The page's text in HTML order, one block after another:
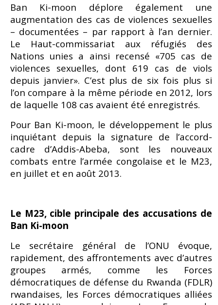
Ban Ki-moon déplore également une
augmentation des cas de violences sexuelles
– documentées – par rapport à l’an dernier.
Le Haut-commissariat aux réfugiés des
Nations unies a ainsi recensé «705 cas de
violences sexuelles, dont 619 cas de viols
depuis janvier». C’est plus de six fois plus si
l’on compare à la même période en 2012, lors
de laquelle 108 cas avaient été enregistrés.
Pour Ban Ki-moon, le développement le plus
inquiétant depuis la signature de l’accord-
cadre d’Addis-Abeba, sont les nouveaux
combats entre l’armée congolaise et le M23,
en juillet et en août 2013.
Le M23, cible principale des accusations de
Ban Ki-moon
Le secrétaire général de l’ONU évoque,
rapidement, des affrontements avec d’autres
groupes armés, comme les Forces
démocratiques de défense du Rwanda (FDLR)
rwandaises, les Forces démocratiques alliées